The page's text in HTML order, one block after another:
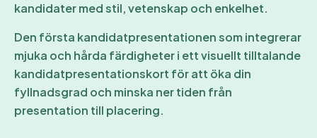
kandidater med stil, vetenskap och enkelhet.
Den första kandidatpresentationen som integrerar
mjuka och hårda färdigheter i ettvisuellt tilltalande
kandidatpresentationskort för att öka din
fyllnadsgrad och minska ner tiden från
presentation till placering.